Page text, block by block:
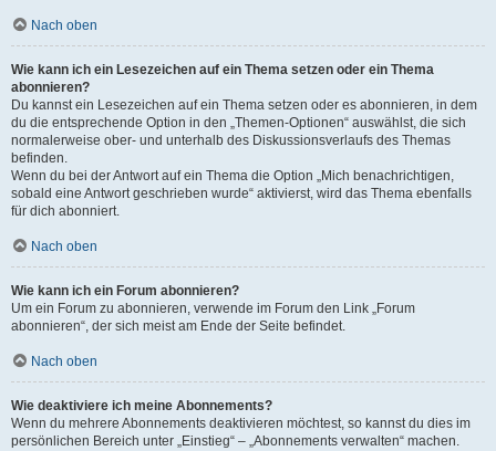
Nach oben
Wie kann ich ein Lesezeichen auf ein Thema setzen oder ein Thema
abonnieren?
Du kannst ein Lesezeichen auf ein Thema setzen oder es abonnieren, in dem
du die entsprechende Option in den „Themen-Optionen“ auswählst, die sich
normalerweise ober- und unterhalb des Diskussionsverlaufs des Themas
befinden.
Wenn du bei der Antwort auf ein Thema die Option „Mich benachrichtigen,
sobald eine Antwort geschrieben wurde“ aktivierst, wird das Thema ebenfalls
für dich abonniert.
Nach oben
Wie kann ich ein Forum abonnieren?
Um ein Forum zu abonnieren, verwende im Forum den Link „Forum
abonnieren“, der sich meist am Ende der Seite befindet.
Nach oben
Wie deaktiviere ich meine Abonnements?
Wenn du mehrere Abonnements deaktivieren möchtest, so kannst du dies im
persönlichen Bereich unter „Einstieg“ – „Abonnements verwalten“ machen.